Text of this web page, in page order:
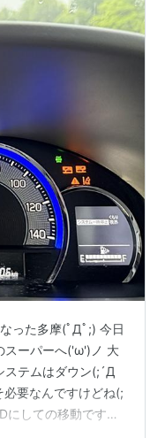
った多摩(ﾟДﾟ;) 今日
スーパーへ('ω')ノ 大
ステムはダウン(;´Д
必要なんですけどね(;
にしての移動です